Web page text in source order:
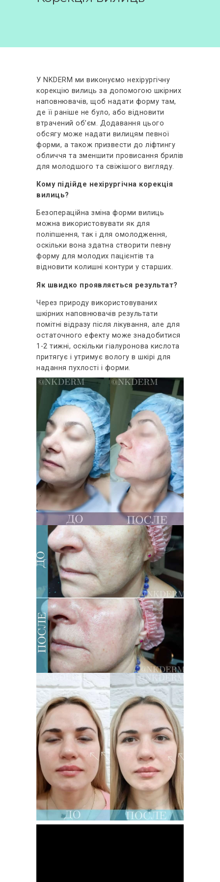
ВІДГУКИ
У NKDERM ми виконуємо нехірургічну
корекцію вилиць за допомогою шкірних
наповнювачів, щоб надати форму там,
де її раніше не було, або відновити
втрачений об’єм. Додавання цього
обсягу може надати вилицям певної
форми, а також призвести до ліфтингу
обличчя та зменшити провисання брилів
для молодшого та свіжішого вигляду.
Кому підійде нехірургічна корекція
вилиць?
Безопераційна зміна форми вилиць
можна використовувати як для
поліпшення, так і для омолодження,
оскільки вона здатна створити певну
форму для молодих пацієнтів та
відновити колишні контури у старших.
Як швидко проявляється результат?
Через природу використовуваних
шкірних наповнювачів результати
помітні відразу після лікування, але для
остаточного ефекту може знадобитися
1-2 тижні, оскільки гіалуронова кислота
притягує і утримує вологу в шкірі для
надання пухлості і форми.